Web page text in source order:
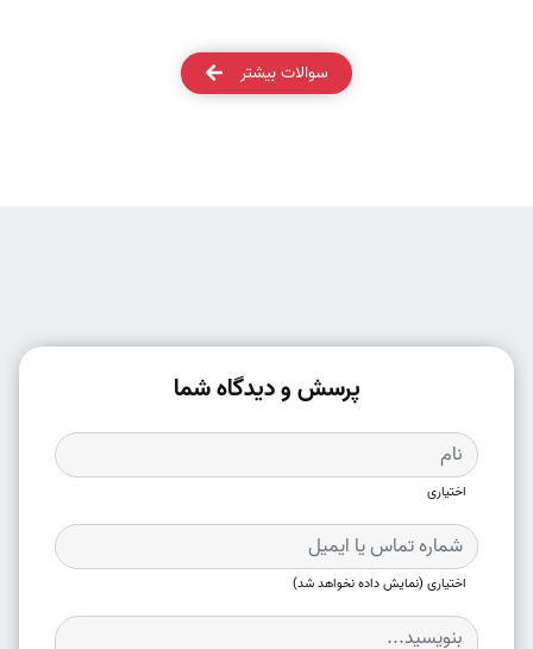
سوالات بیشتر
پرسش و دیدگاه شما
اختیاری
اختیاری (نمایش داده نخواهد شد)